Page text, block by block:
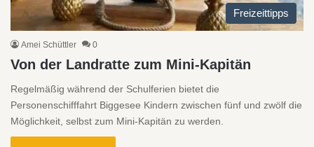
Freizeittipps
Amei Schüttler 0
Von der Landratte zum Mini-Kapitän
Regelmäßig während der Schulferien bietet die
Personenschifffahrt Biggesee Kindern zwischen fünf und zwölf die
Möglichkeit, selbst zum Mini-Kapitän zu werden.